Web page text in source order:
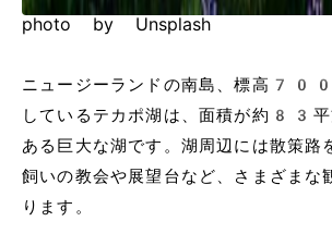
photo by Unsplash
ニュージーランドの南島、標高700
しているテカポ湖は、面積が約83平
ある巨大な湖です。湖周辺には散策路
飼いの教会や展望台など、さまざまな
ります。